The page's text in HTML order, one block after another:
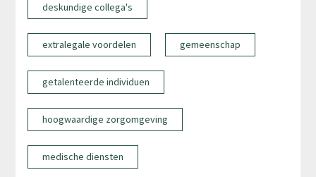
deskundige collega's
extralegale voordelen gemeenschap
getalenteerde individuen
hoogwaardige zorgomgeving
medische diensten